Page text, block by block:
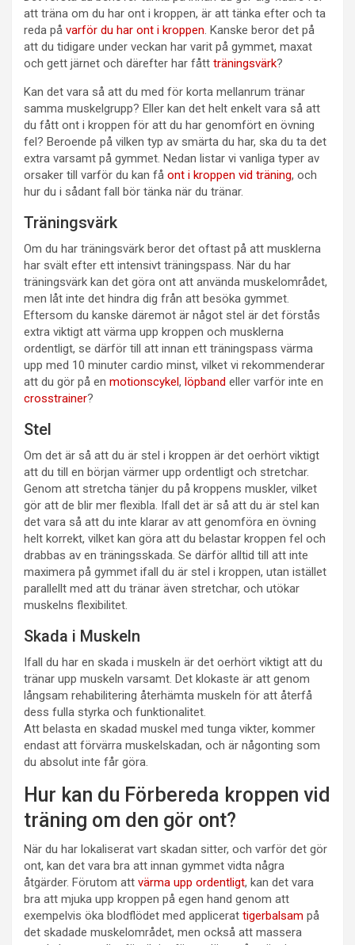
att träna om du har ont i kroppen, är att tänka efter och ta
reda på varför du har ont i kroppen. Kanske beror det på
att du tidigare under veckan har varit på gymmet, maxat
och gett järnet och därefter har fått träningsvärk?
Kan det vara så att du med för korta mellanrum tränar
samma muskelgrupp? Eller kan det helt enkelt vara så att
du fått ont i kroppen för att du har genomfört en övning
fel? Beroende på vilken typ av smärta du har, ska du ta det
extra varsamt på gymmet. Nedan listar vi vanliga typer av
orsaker till varför du kan få ont i kroppen vid träning, och
hur du i sådant fall bör tänka när du tränar.
Träningsvärk
Om du har träningsvärk beror det oftast på att musklerna
har svält efter ett intensivt träningspass. När du har
träningsvärk kan det göra ont att använda muskelområdet,
men låt inte det hindra dig från att besöka gymmet.
Eftersom du kanske däremot är något stel är det förstås
extra viktigt att värma upp kroppen och musklerna
ordentligt, se därför till att innan ett träningspass värma
upp med 10 minuter cardio minst, vilket vi rekommenderar
att du gör på en motionscykel, löpband eller varför inte en
crosstrainer?
Stel
Om det är så att du är stel i kroppen är det oerhört viktigt
att du till en början värmer upp ordentligt och stretchar.
Genom att stretcha tänjer du på kroppens muskler, vilket
gör att de blir mer flexibla. Ifall det är så att du är stel kan
det vara så att du inte klarar av att genomföra en övning
helt korrekt, vilket kan göra att du belastar kroppen fel och
drabbas av en träningsskada. Se därför alltid till att inte
maximera på gymmet ifall du är stel i kroppen, utan istället
parallellt med att du tränar även stretchar, och utökar
muskelns flexibilitet.
Skada i Muskeln
Ifall du har en skada i muskeln är det oerhört viktigt att du
tränar upp muskeln varsamt. Det klokaste är att genom
långsam rehabilitering återhämta muskeln för att återfå
dess fulla styrka och funktionalitet.
Att belasta en skadad muskel med tunga vikter, kommer
endast att förvärra muskelskadan, och är någonting som
du absolut inte får göra.
Hur kan du Förbereda kroppen vid
träning om den gör ont?
När du har lokaliserat vart skadan sitter, och varför det gör
ont, kan det vara bra att innan gymmet vidta några
åtgärder. Förutom att värma upp ordentligt, kan det vara
bra att mjuka upp kroppen på egen hand genom att
exempelvis öka blodflödet med applicerat tigerbalsam på
det skadade muskelområdet, men också att massera